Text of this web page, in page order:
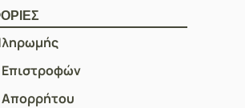
Επιστροφών
Απορρήτου